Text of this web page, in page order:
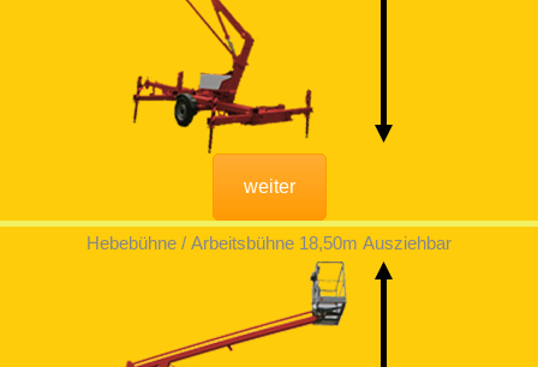
weiter
Hebebühne / Arbeitsbühne 18,50m Ausziehbar